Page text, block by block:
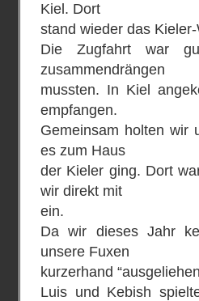
Kiel. Dort
stand wieder das
Die Zugfahrt war
zusammendrängen
mussten. In Kiel
empfangen.
Gemeinsam holten wir
es zum Haus
der Kieler ging. Dort
wir direkt mit
ein.
Da wir dieses Jahr
unsere Fuxen
kurzerhand
Luis und Kebish